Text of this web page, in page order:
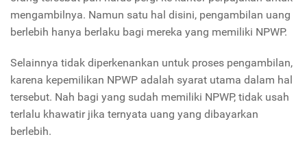
mengambilnya. Namun satu hal disini, pengambilan uang
berlebih hanya berlaku bagi mereka yang memiliki NPWP.
Selainnya tidak diperkenankan untuk proses pengambilan,
karena kepemilikan NPWP adalah syarat utama dalam hal
tersebut. Nah bagi yang sudah memiliki NPWP, tidak usah
terlalu khawatir jika ternyata uang yang dibayarkan
berlebih.